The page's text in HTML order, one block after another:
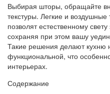
Выбирая шторы, обращайте
текстуры. Легкие и воздушные
позволят естественному
сохраняя при этом вашу
Такие решения делают кухню
функциональной, что
интерьерах.
Содержание